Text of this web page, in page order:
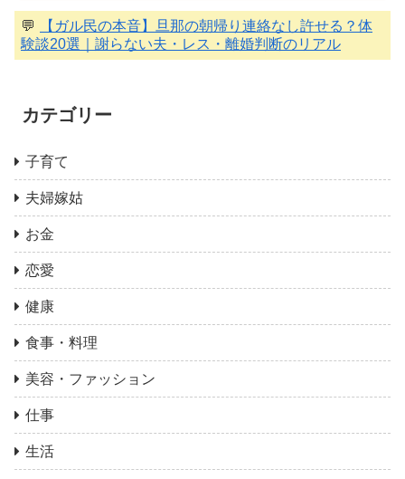
💬
【ガル民の本音】旦那の朝帰り連絡なし許せる？体
験談20選｜謝らない夫・レス・離婚判断のリアル
カテゴリー
子育て
夫婦嫁姑
お金
恋愛
健康
食事・料理
美容・ファッション
仕事
生活